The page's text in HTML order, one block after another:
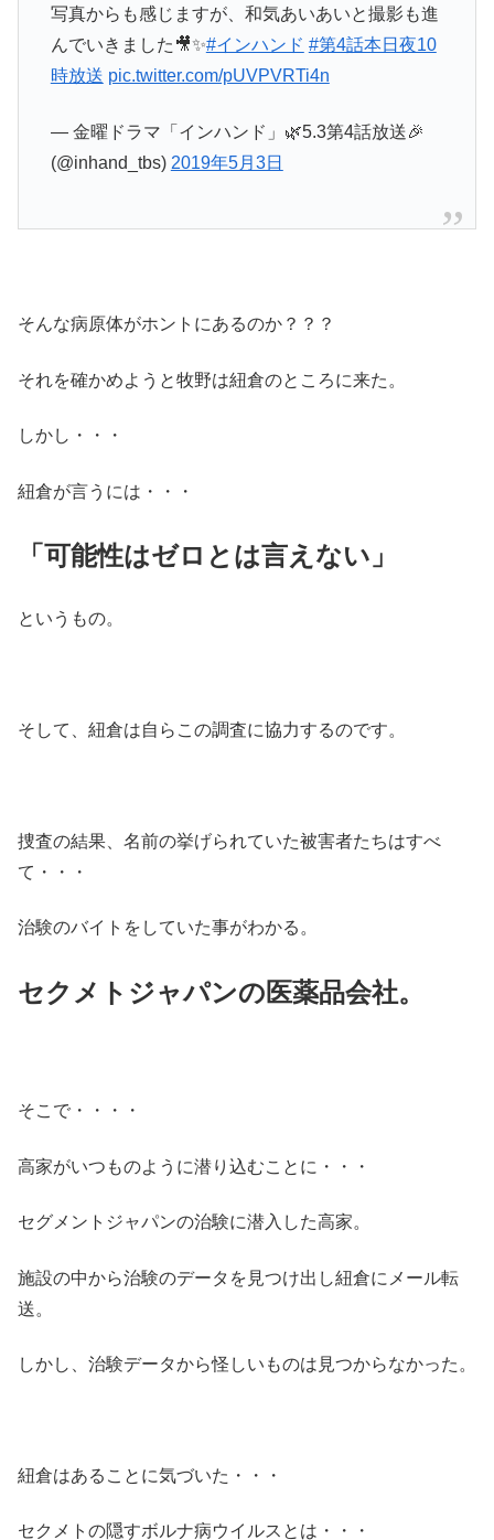
写真からも感じますが、和気あいあいと撮影も進
んでいきました🎥✨#インハンド #第4話本日夜10
時放送 pic.twitter.com/pUVPVRTi4n
— 金曜ドラマ「インハンド」🌿5.3第4話放送🎉
(@inhand_tbs) 2019年5月3日
そんな病原体がホントにあるのか？？？
それを確かめようと牧野は紐倉のところに来た。
しかし・・・
紐倉が言うには・・・
「可能性はゼロとは言えない」
というもの。
そして、紐倉は自らこの調査に協力するのです。
捜査の結果、名前の挙げられていた被害者たちはすべ
て・・・
治験のバイトをしていた事がわかる。
セクメトジャパンの医薬品会社。
そこで・・・・
高家がいつものように潜り込むことに・・・
セグメントジャパンの治験に潜入した高家。
施設の中から治験のデータを見つけ出し紐倉にメール転
送。
しかし、治験データから怪しいものは見つからなかった。
紐倉はあることに気づいた・・・
セクメトの隠すボルナ病ウイルスとは・・・